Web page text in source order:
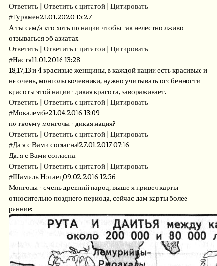
Ответить | Ответить с цитатой | Цитировать
#Туркмен21.01.2020 15:27
А ты сам/а кто хоть по нации чтобы так нелестно лживо
отзываться об азиатах
Ответить | Ответить с цитатой | Цитировать
#Настя11.01.2016 13:28
18,17,13 и 4 красивые женщины, в каждой нации есть красивые и
не очень, монголы кочевники, нужно учитывать особенности
красоты этой нации- дикая красота, завораживает.
Ответить | Ответить с цитатой | Цитировать
#Мокалембе21.04.2016 13:09
по твоему монголы - дикая нация?
Ответить | Ответить с цитатой | Цитировать
#Да я с Вами согласна!27.01.2017 07:16
Да..я с Вами согласна.
Ответить | Ответить с цитатой | Цитировать
#Шамиль Ногаец09.02.2016 12:56
Монголы - очень древний народ, выше я привел карты
относительно позднего периода, сейчас дам карты более
ранние: